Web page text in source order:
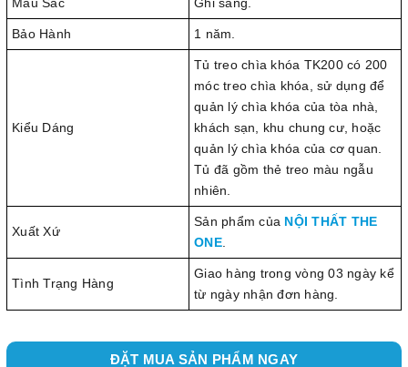
Màu Sắc Ghi sáng.
Bảo Hành 1 năm.
Kiểu Dáng
Tủ treo chìa khóa TK200 có 200
móc treo chìa khóa, sử dụng để
quản lý chìa khóa của tòa nhà,
khách sạn, khu chung cư, hoặc
quản lý chìa khóa của cơ quan.
Tủ đã gồm thẻ treo màu ngẫu
nhiên.
Xuất Xứ
Sản phẩm của NỘI THẤT THE
ONE.
Tình Trạng Hàng
Giao hàng trong vòng 03 ngày kể
từ ngày nhận đơn hàng.
ĐẶT MUA SẢN PHẨM NGAY